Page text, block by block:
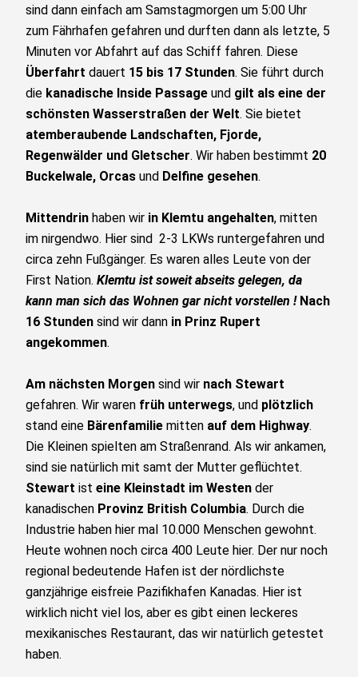
sind dann einfach am Samstagmorgen um 5:00 Uhr
zum Fährhafen gefahren und durften dann als letzte, 5
Minuten vor Abfahrt auf das Schiff fahren. Diese
Überfahrt dauert 15 bis 17 Stunden. Sie führt durch
die kanadische Inside Passage und gilt als eine der
schönsten Wasserstraßen der Welt. Sie bietet
atemberaubende Landschaften, Fjorde,
Regenwälder und Gletscher. Wir haben bestimmt 20
Buckelwale, Orcasund Delfine gesehen.
Mittendrin haben wir in Klemtu angehalten, mitten
im nirgendwo. Hier sind 2-3 LKWs runtergefahren und
circa zehn Fußgänger. Es waren alles Leute von der
First Nation.Klemtu ist soweit abseits gelegen, da
kann man sich das Wohnen gar nicht vorstellen ! Nach
16 Stunden sind wir dann in Prinz Rupert
angekommen.
Am nächsten Morgen sind wir nach Stewart
gefahren. Wir waren früh unterwegs, und plötzlich
stand eine Bärenfamilie mitten auf dem Highway.
Die Kleinen spielten am Straßenrand. Als wir ankamen,
sind sie natürlich mit samt der Mutter geflüchtet.
Stewart isteine Kleinstadt im Westen der
kanadischen Provinz British Columbia. Durch die
Industrie haben hier mal 10.000 Menschen gewohnt.
Heute wohnen noch circa 400 Leute hier. Der nur noch
regional bedeutende Hafen ist der nördlichste
ganzjährige eisfreie Pazifikhafen Kanadas. Hier ist
wirklich nicht viel los, aber es gibt einen leckeres
mexikanisches Restaurant, das wir natürlich getestet
haben.